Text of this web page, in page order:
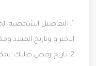
1. التفاصيل الشخصية
الاخير و وتاريخ الميلاد
2. تاريخ رفض طلبك.